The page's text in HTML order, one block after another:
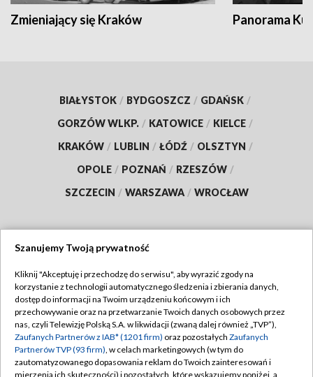
Zmieniający się Kraków Panorama
BIAŁYSTOK / BYDGOSZCZ / GDAŃSK /
GORZÓW WLKP. / KATOWICE / KIELCE /
KRAKÓW / LUBLIN / ŁÓDŹ / OLSZTYN /
OPOLE / POZNAŃ / RZESZÓW /
SZCZECIN / WARSZAWA / WROCŁAW
TVP
Abonament TVP
Emisja w TVP
Centrum informacji TVP
Regulamin TVP
Polityka prywatności
Moje zgody
Szanujemy Twoją prywatność
Kliknij "Akceptuję i przechodzę do serwisu", aby wyrazić zgody na
korzystanie z technologii automatycznego śledzenia i zbierania danych,
dostęp do informacji na Twoim urządzeniu końcowym i ich
przechowywanie oraz na przetwarzanie Twoich danych osobowych przez
nas, czyli Telewizję Polską S.A. w likwidacji (zwaną dalej również „TVP”),
Zaufanych Partnerów z IAB* (1201 firm) oraz pozostałych Zaufanych
Partnerów TVP (93 firm), w celach marketingowych (w tym do
zautomatyzowanego dopasowania reklam do Twoich zainteresowań i
mierzenia ich skuteczności) i pozostałych, które wskazujemy poniżej, a